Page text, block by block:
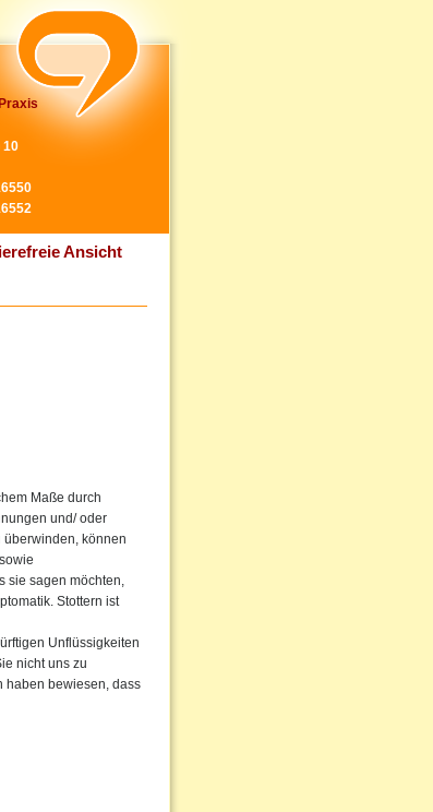
10
Ansicht
Maße durch
und/ oder
überwinden, können
sie sagen möchten,
Stottern ist
Unflüssigkeiten
nicht uns zu
haben bewiesen, dass